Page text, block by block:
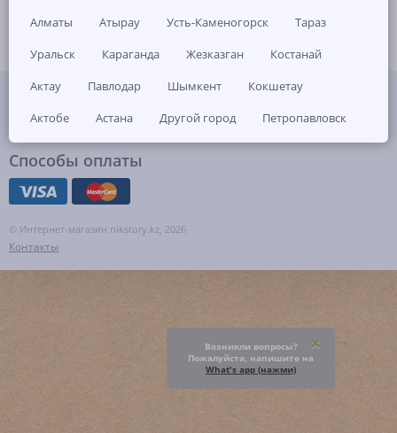
Присоединяйтесь
Способы оплаты
© Интернет-магазин nikstory.kz, 2026
Контакты
Алматы Атырау Усть-Каменогорск
Тараз
Уральск
Караганда Жезказган
Костанай
Актау
Павлодар Шымкент
Кокшетау
Актобе
Астана Другой город Петропавловск
Возникли вопросы?
Пожалуйста, напишите на
What's app (нажми)